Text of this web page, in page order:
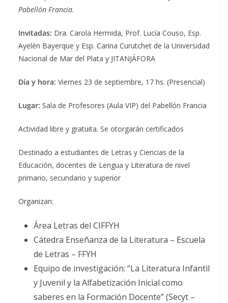
Pabellón Francia.
Invitadas: Dra. Carola Hermida, Prof. Lucía Couso, Esp.
Ayelén Bayerque y Esp. Carina Curutchet de la Universidad
Nacional de Mar del Plata y JITANJÁFORA
Día y hora: Viernes 23 de septiembre, 17 hs. (Presencial)
Lugar: Sala de Profesores (Aula VIP) del Pabellón Francia
Actividad libre y gratuita. Se otorgarán certificados
Destinado a estudiantes de Letras y Ciencias de la
Educación, docentes de Lengua y Literatura de nivel
primario, secundario y superior
Organizan:
Área Letras del CIFFYH
Cátedra Enseñanza de la Literatura – Escuela
de Letras – FFYH
Equipo de investigación: “La Literatura Infantil
y Juvenil y la Alfabetización Inicial como
saberes en la Formación Docente” (Secyt –